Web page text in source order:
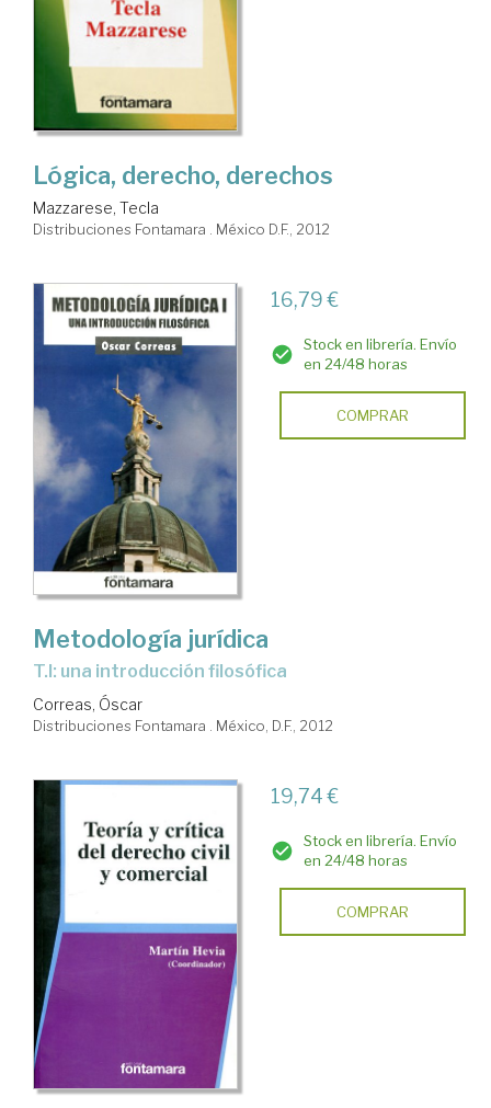
Lógica, derecho, derechos
Mazzarese, Tecla
Distribuciones Fontamara . México D.F., 2012
16,79 €
Stock en librería. Envío
en 24/48 horas
COMPRAR
Metodología jurídica
T.I: una introducción filosófica
Correas, Óscar
Distribuciones Fontamara . México, D.F., 2012
19,74 €
Stock en librería. Envío
en 24/48 horas
COMPRAR